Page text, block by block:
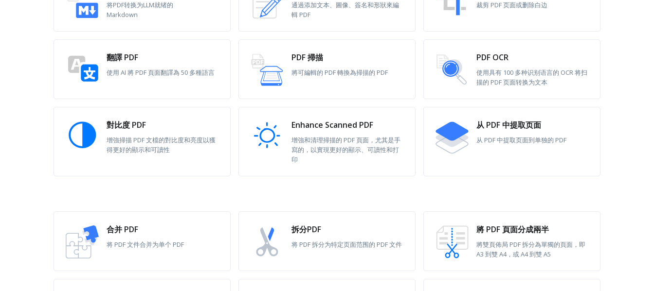
将PDF转换为LLM就绪的
Markdown
通過添加文本、圖像、簽名和形狀來編
輯 PDF
裁剪 PDF 页面或删除白边
翻譯 PDF
使用 AI 將 PDF 頁面翻譯為 50 多種語言
PDF 掃描
將可編輯的 PDF 轉換為掃描的 PDF
PDF OCR
使用具有 100 多种识别语言的 OCR 将扫
描的 PDF 页面转换为文本
對比度 PDF
增強掃描 PDF 文檔的對比度和亮度以獲
得更好的顯示和可讀性
Enhance Scanned PDF
增強和清理掃描的 PDF 頁面，尤其是手
寫的，以實現更好的顯示、可讀性和打
印
从 PDF 中提取页面
从 PDF 中提取页面到单独的 PDF
合并 PDF
将 PDF 文件合并为单个 PDF
拆分PDF
将 PDF 拆分为特定页面范围的 PDF 文件
將 PDF 頁面分成兩半
將雙頁佈局 PDF 拆分為單獨的頁面，即
A3 到雙 A4，或 A4 到雙 A5